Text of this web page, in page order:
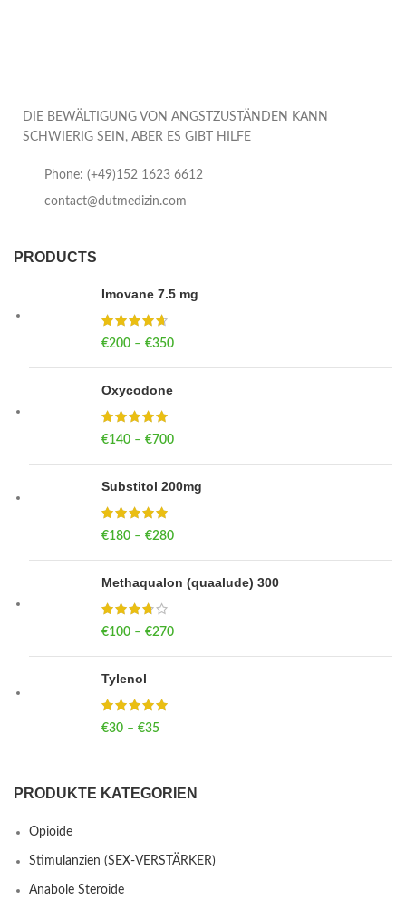
DIE BEWÄLTIGUNG VON ANGSTZUSTÄNDEN KANN
SCHWIERIG SEIN, ABER ES GIBT HILFE
Phone: (+49)152 1623 6612
contact@dutmedizin.com
PRODUCTS
Imovane 7.5 mg
€200 – €350
Oxycodone
€140 – €700
Substitol 200mg
€180 – €280
Methaqualon (quaalude) 300
€100 – €270
Tylenol
€30 – €35
PRODUKTE KATEGORIEN
Opioide
Stimulanzien (SEX-VERSTÄRKER)
Anabole Steroide